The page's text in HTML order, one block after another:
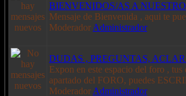
BIENVENIDOS/AS A
Mensaje de Bienvenida , aqui te
Moderador Administrador
DUDAS , PREGUNTAS,
Expon en este espacio del foro ,
apartado del FORO, puedes
Moderador Administrador